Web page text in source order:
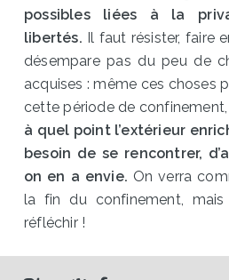
possibles liées à la
libertés. Il faut résister, faire
désempare pas du peu de
acquises : même ces choses
cette période de confinement,
à quel point l’extérieur
besoin de se rencontrer,
on en a envie. On verra
la fin du confinement,
réfléchir !